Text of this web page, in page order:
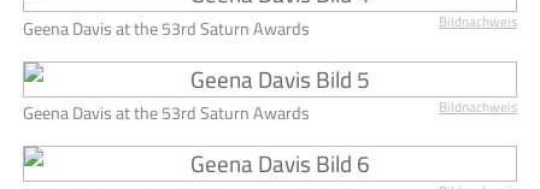
Bildnachweis
Geena Davis at the 53rd Saturn Awards
Bildnachweis
Geena Davis at the 53rd Saturn Awards